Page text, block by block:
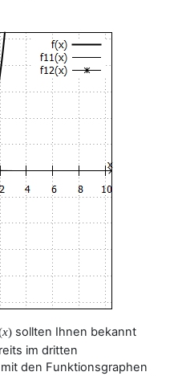
x) sollten Ihnen bekannt
im dritten
den Funktionsgraphen